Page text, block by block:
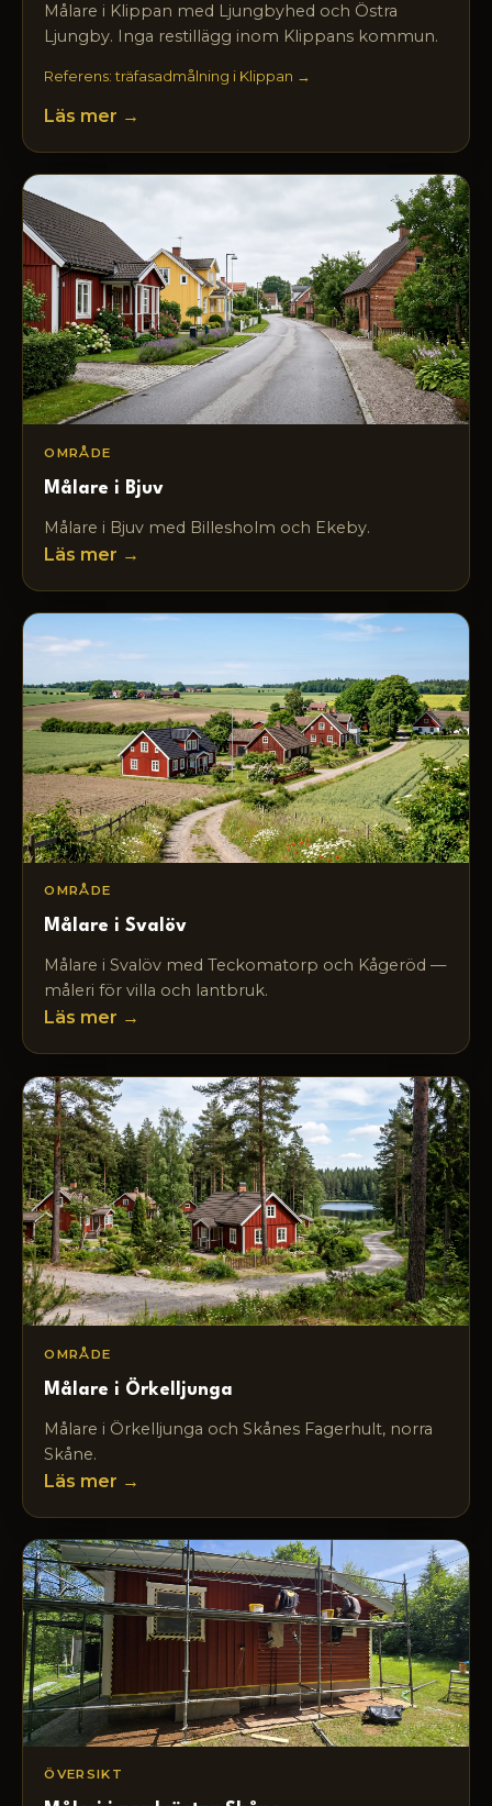
Målare i Klippan med Ljungbyhed och Östra
Ljungby. Inga restillägg inom Klippans kommun.
Referens: träfasadmålning i Klippan →
Läs mer →
OMRÅDE
Målare i Bjuv
Målare i Bjuv med Billesholm och Ekeby.
Läs mer →
OMRÅDE
Målare i Svalöv
Målare i Svalöv med Teckomatorp och Kågeröd —
måleri för villa och lantbruk.
Läs mer →
OMRÅDE
Målare i Örkelljunga
Målare i Örkelljunga och Skånes Fagerhult, norra
Skåne.
Läs mer →
ÖVERSIKT